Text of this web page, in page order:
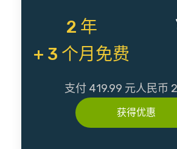
2 年
+ 3 个月免费
支付 419.99 元人民币
获得优惠